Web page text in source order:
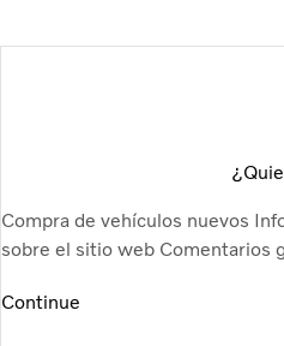
Compra de vehículos nuevos
sobre el sitio web Comentarios
Continue